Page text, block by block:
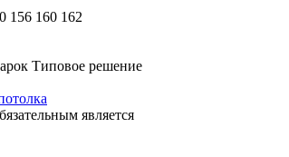
156 160 162
Типовое решение
является